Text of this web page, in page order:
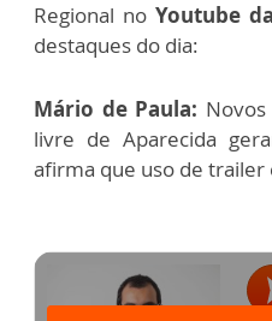
Regional no Youtube
destaques do dia:
Mário de Paula:
livre de Aparecida
afirma que uso de trailer